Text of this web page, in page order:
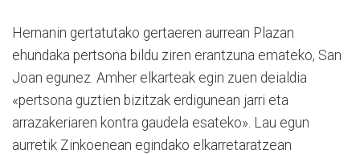
Hernanin gertatutako gertaeren aurrean Plazan
ehundaka pertsona bildu ziren erantzuna emateko, San
Joan egunez. Amher elkarteak egin zuen deialdia
«pertsona guztien bizitzak erdigunean jarri eta
arrazakeriaren kontra gaudela esateko». Lau egun
aurretik Zinkoenean egindako elkarretaratzean